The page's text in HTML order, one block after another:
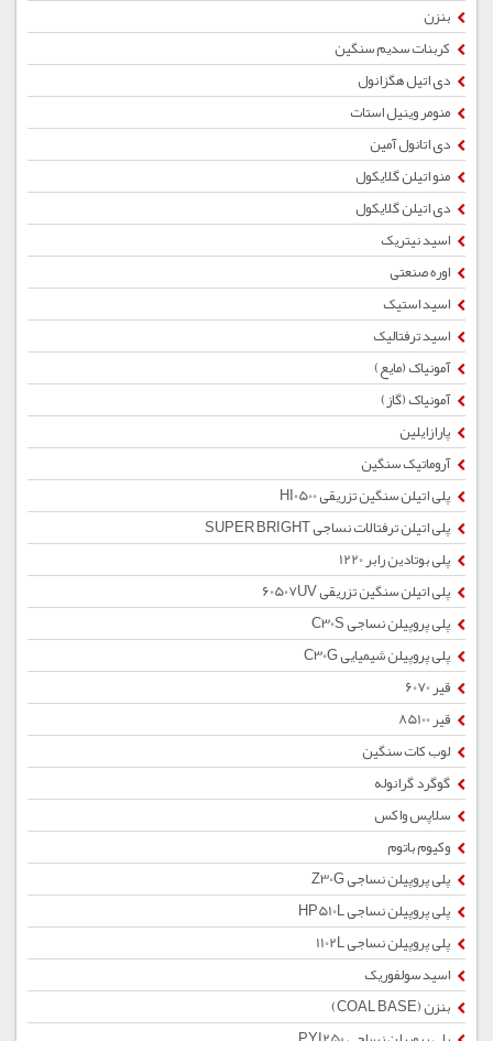
بنزن
کربنات سدیم سنگین
دی اتیل هگزانول
منومر وینیل استات
دی اتانول آمین
منو اتیلن گلایکول
دی اتیلن گلایکول
اسید نیتریک
اوره صنعتی
اسید استیک
اسید ترفتالیک
آمونیاک (مایع)
آمونیاک (گاز)
پارازایلین
آروماتیک سنگین
پلی اتیلن سنگین تزریقی HI0500
پلی اتیلن ترفتالات نساجی SUPER BRIGHT
پلی بوتادین رابر 1220
پلی اتیلن سنگین تزریقی 60507UV
پلی پروپیلن نساجی C30S
پلی پروپیلن شیمیایی C30G
قیر 6070
قیر 85100
لوب کات سنگین
گوگرد گرانوله
سلاپس واکس
وکیوم باتوم
پلی پروپیلن نساجی Z30G
پلی پروپیلن نساجی HP510L
پلی پروپیلن نساجی 1102L
اسید سولفوریک
بنزن (COAL BASE)